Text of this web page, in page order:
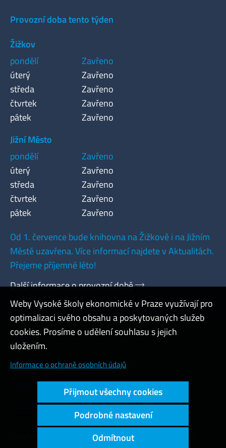
Provozní doba tento týden
Žižkov
pondělí
Zavřeno
úterý
Zavřeno
středa
Zavřeno
čtvrtek
Zavřeno
pátek
Zavřeno
Jižní Město
pondělí
Zavřeno
úterý
Zavřeno
středa
Zavřeno
čtvrtek
Zavřeno
pátek
Zavřeno
Od 1. července bude knihovna na Žižkově i na Jižním
Městě uzavřena. Více informací najdete v Aktualitách.
Přejeme příjemné léto!
Další informace o provozní době
Admin
Cookies a ochrana osobních údajů
Přístupnost webu
Vysoký kontrast
Copyright © 2000 - 2026 Vysoká škola ekonomická v Praze
Weby Vysoké školy ekonomické v Praze využívají pro
optimalizaci svého obsahu a poskytovaných služeb
cookies. Prosíme o udělení souhlasu s jejich
uložením.
Informace o ochraně osobních údajů
Přijmout všechny cookies
Podrobné nastavení
Odmítnout